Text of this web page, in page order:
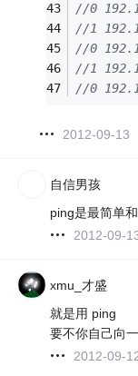
//0
//1
//0
//1
//0
2012-09-13
自信男孩
ping是最简单
2012-09-
xmu_才盛
就是用 ping
要不你自己向
2012-09-